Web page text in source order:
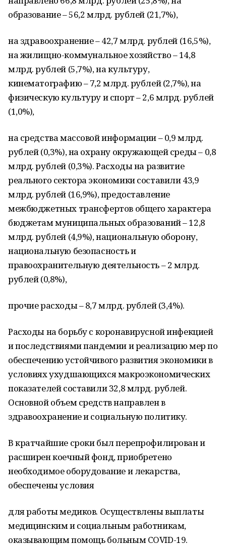
образование – 56,2 млрд. рублей (21,7%),
на здравоохранение – 42,7 млрд. рублей (16,5%),
на жилищно-коммунальное хозяйство – 14,8
млрд. рублей (5,7%), на культуру,
кинематографию – 7,2 млрд. рублей (2,7%), на
физическую культуру и спорт – 2,6 млрд. рублей
(1,0%),
на средства массовой информации – 0,9 млрд.
рублей (0,3%), на охрану окружающей среды – 0,8
млрд. рублей (0,3%). Расходы на развитие
реального сектора экономики составили 43,9
млрд. рублей (16,9%), предоставление
межбюджетных трансфертов общего характера
бюджетам муниципальных образований – 12,8
млрд. рублей (4,9%), национальную оборону,
национальную безопасность и
правоохранительную деятельность – 2 млрд.
рублей (0,8%),
прочие расходы – 8,7 млрд. рублей (3,4%).
Расходы на борьбу с коронавирусной инфекцией
и последствиями пандемии и реализацию мер по
обеспечению устойчивого развития экономики в
условиях ухудшающихся макроэкономических
показателей составили 32,8 млрд. рублей.
Основной объем средств направлен в
здравоохранение и социальную политику.
В кратчайшие сроки был перепрофилирован и
расширен коечный фонд, приобретено
необходимое оборудование и лекарства,
обеспечены условия
для работы медиков. Осуществлены выплаты
медицинским и социальным работникам,
оказывающим помощь больным COVID-19.